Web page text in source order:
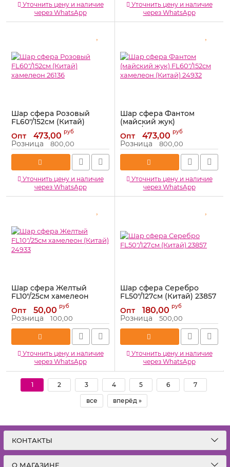
Уточнить цену и наличие
через WhatsApp
Уточнить цену и наличие
через WhatsApp
Шар сфера Розовый
FL60"/152см (Китай)
хамелеон 26136
Артикул: 26136
Опт 473,00 руб
Розница 800,00
Уточнить цену и наличие
через WhatsApp
Шар сфера Фантом
(майский жук)
FL60"/152см хамелеон
(Китай) 24932
Артикул: 24932
Опт 473,00 руб
Розница 800,00
Уточнить цену и наличие
через WhatsApp
Шар сфера Желтый
FL10"/25см хамелеон
(Китай) 24933
Артикул: 24933
Опт 50,00 руб
Розница 100,00
Уточнить цену и наличие
через WhatsApp
Шар сфера Серебро
FL50"/127см (Китай) 23857
Артикул: 23857
Опт 180,00 руб
Розница 500,00
Уточнить цену и наличие
через WhatsApp
1 2 3 4 5 6 7
все вперёд »
КОНТАКТЫ
О МАГАЗИНЕ